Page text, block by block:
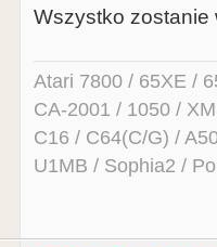
Wszystko zostanie
Atari 7800 / 65XE /
CA-2001 / 1050 /
C16 / C64(C/G) /
U1MB / Sophia2 /